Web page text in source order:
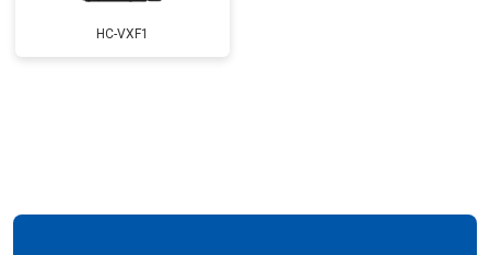
HC-VXF1